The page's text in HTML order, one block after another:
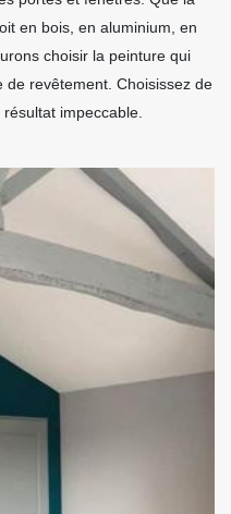
en bois, en aluminium, en
choisir la peinture qui
revêtement. Choisissez de
impeccable.